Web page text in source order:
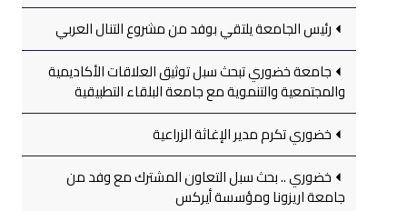
رئيس الجامعة يلتقي بوفد من مشروع التنال العربي
جامعة خضوري تبحث سبل توثيق العلاقات الأكاديمية
والمجتمعية والتنموية مع جامعة البلقاء التطبيقية
خضوري تكرم مدير الإغاثة الزراعية
خضوري .. بحث سبل التعاون المشترك مع وفد من
جامعة اريزونا ومؤسسة أيركس